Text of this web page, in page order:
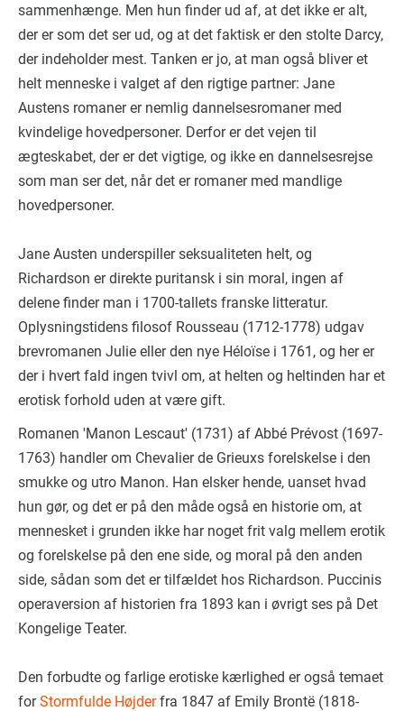
sammenhænge. Men hun finder ud af, at det ikke er alt,
der er som det ser ud, og at det faktisk er den stolte Darcy,
der indeholder mest. Tanken er jo, at man også bliver et
helt menneske i valget af den rigtige partner: Jane
Austens romaner er nemlig dannelsesromaner med
kvindelige hovedpersoner. Derfor er det vejen til
ægteskabet, der er det vigtige, og ikke en dannelsesrejse
som man ser det, når det er romaner med mandlige
hovedpersoner.
Jane Austen underspiller seksualiteten helt, og
Richardson er direkte puritansk i sin moral, ingen af
delene finder man i 1700-tallets franske litteratur.
Oplysningstidens filosof Rousseau (1712-1778) udgav
brevromanen Julie eller den nye Héloïse i 1761, og her er
der i hvert fald ingen tvivl om, at helten og heltinden har et
erotisk forhold uden at være gift.
Romanen 'Manon Lescaut' (1731) af Abbé Prévost (1697-
1763) handler om Chevalier de Grieuxs forelskelse i den
smukke og utro Manon. Han elsker hende, uanset hvad
hun gør, og det er på den måde også en historie om, at
mennesket i grunden ikke har noget frit valg mellem erotik
og forelskelse på den ene side, og moral på den anden
side, sådan som det er tilfældet hos Richardson. Puccinis
operaversion af historien fra 1893 kan i øvrigt ses på Det
Kongelige Teater.
Den forbudte og farlige erotiske kærlighed er også temaet
forStormfulde Højderfra 1847 af Emily Brontë (1818-